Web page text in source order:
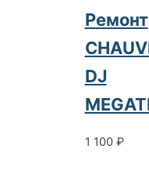
Ремонт
DJ
1 100 ₽